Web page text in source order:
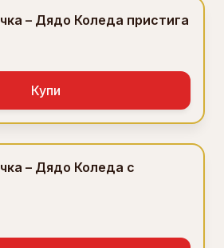
– Дядо Коледа пристига
Купи
– Дядо Коледа с